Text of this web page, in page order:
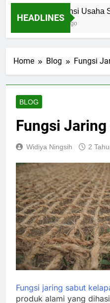
HEADLINES
Efisiensi Usaha
4 Hari Ago
Home Blog Fungsi
BLOG
Fungsi Jaring
Widiya Ningsih 2
Fungsi jaring sabut
produk alami yang